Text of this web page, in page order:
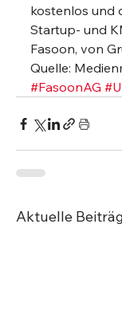
kostenlos und
Startup- und
Fasoon, von
Quelle:
#FasoonAG
Aktuelle